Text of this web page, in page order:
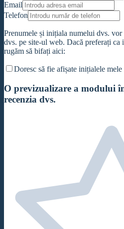
Email
Telefon
Prenumele și inițiala numelui dvs.
dvs. pe site-ul web. Dacă preferați ca
rugăm să bifați aici:
Doresc să fie afișate inițialele mele
O previzualizare a modului
recenzia dvs.